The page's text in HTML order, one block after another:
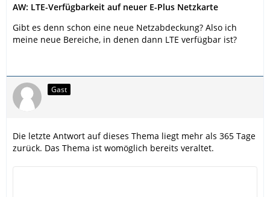
AW: LTE-Verfügbarkeit auf neuer E-Plus Netzkarte
Gibt es denn schon eine neue Netzabdeckung? Also ich
meine neue Bereiche, in denen dann LTE verfügbar ist?
Gast
Die letzte Antwort auf dieses Thema liegt mehr als 365 Tage
zurück. Das Thema ist womöglich bereits veraltet.